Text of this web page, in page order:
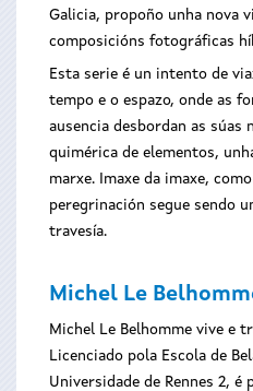
Galicia, propoño unha nova
composicións fotográficas
Esta serie é un intento de
tempo e o espazo, onde as
ausencia desbordan as súas
quimérica de elementos,
marxe. Imaxe da imaxe,
peregrinación segue sendo
travesía.
Michel Le
Michel Le Belhomme vive e
Licenciado pola Escola de
Universidade de Rennes 2,